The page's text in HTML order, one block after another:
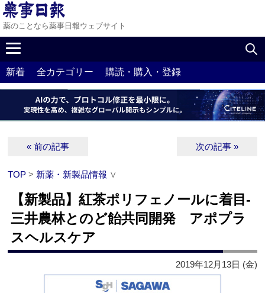
薬のことなら薬事日報ウェブサイト
新着 全カテゴリー 購読・購入・登録
« 前の記事 次の記事 »
TOP > 新薬・新製品情報 ∨
【新製品】紅茶ポリフェノールに着目‐
三井農林とのど飴共同開発 アポプラ
スヘルスケア
2019年12月13日 (金)